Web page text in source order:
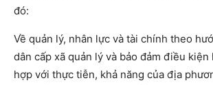
đó:
Về quản lý, nhân lực và tài chính theo
dân cấp xã quản lý và bảo đảm điều kiện
hợp với thực tiễn, khả năng của địa